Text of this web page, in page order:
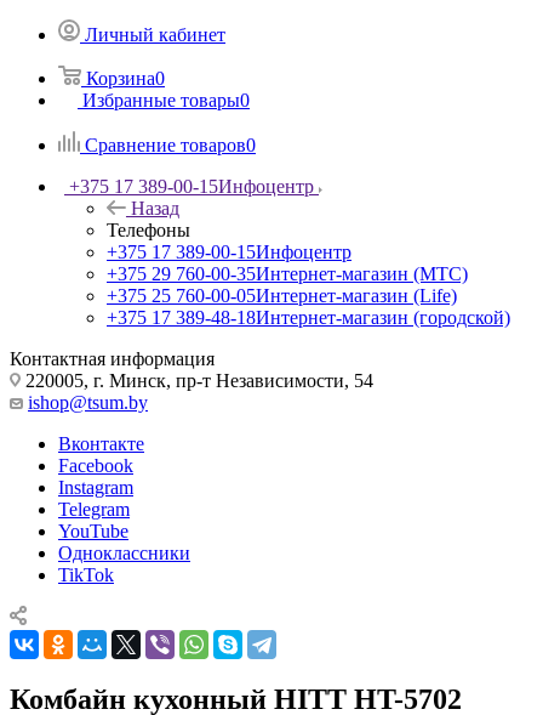
Личный кабинет
Корзина0
Избранные товары0
Сравнение товаров0
+375 17 389-00-15Инфоцентр
Назад
Телефоны
+375 17 389-00-15Инфоцентр
+375 29 760-00-35Интернет-магазин (МТС)
+375 25 760-00-05Интернет-магазин (Life)
+375 17 389-48-18Интернет-магазин (городской)
Контактная информация
220005, г. Минск, пр-т Независимости, 54
ishop@tsum.by
Вконтакте
Facebook
Instagram
Telegram
YouTube
Одноклассники
TikTok
Комбайн кухонный HITT HT-5702